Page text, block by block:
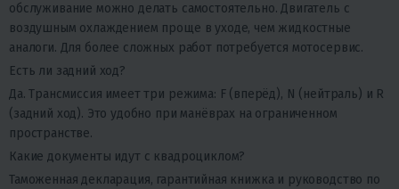
обслуживание можно делать самостоятельно. Двигатель с
воздушным охлаждением проще в уходе, чем жидкостные
аналоги. Для более сложных работ потребуется мотосервис.
Есть ли задний ход?
Да. Трансмиссия имеет три режима: F (вперёд), N (нейтраль) и R
(задний ход). Это удобно при манёврах на ограниченном
пространстве.
Какие документы идут с квадроциклом?
Таможенная декларация, гарантийная книжка и руководство по